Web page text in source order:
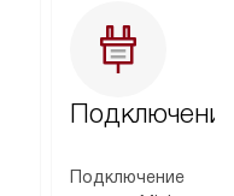
Подключение